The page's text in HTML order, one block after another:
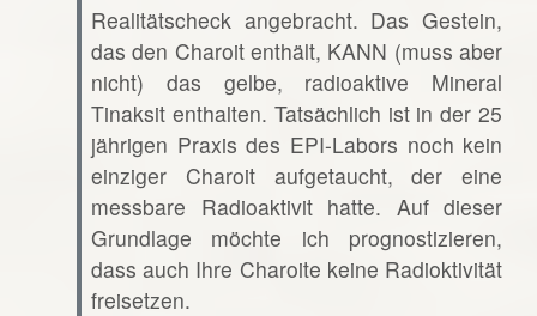
Realitätscheck angebracht. Das Gestein,
das den Charoit enthält, KANN (muss aber
nicht) das gelbe, radioaktive Mineral
Tinaksit enthalten. Tatsächlich ist in der 25
jährigen Praxis des EPI-Labors noch kein
einziger Charoit aufgetaucht, der eine
messbare Radioaktivit hatte. Auf dieser
Grundlage möchte ich prognostizieren,
dass auch Ihre Charoite keine Radioktivität
freisetzen.